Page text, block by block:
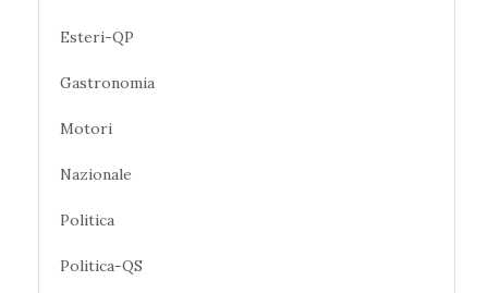
Esteri-QP
Gastronomia
Motori
Nazionale
Politica
Politica-QS